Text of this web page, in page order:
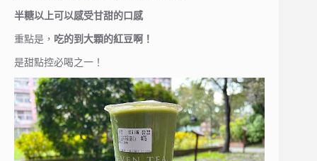
半糖以上可以感受甘甜的口感
重點是， 吃的到大顆的紅豆啊！
是甜點控必喝之一！